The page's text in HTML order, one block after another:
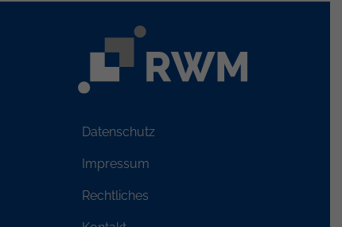
Datenschutz
Impressum
Rechtliches